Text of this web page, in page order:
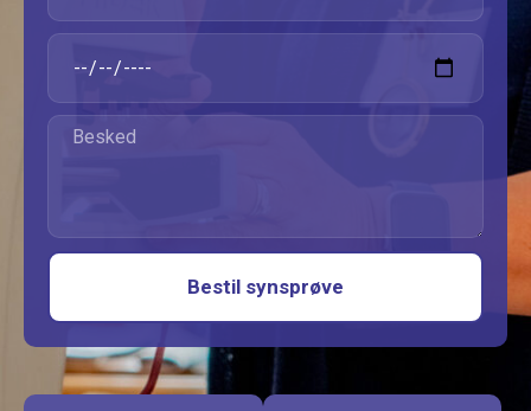
Bestil synsprøve